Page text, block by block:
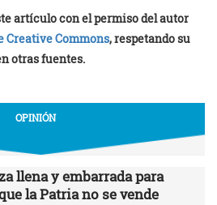
artículo con el permiso del autor
Creative Commons, respetando su
otras fuentes.
OPINIÓN
llena y embarrada para
la Patria no se vende